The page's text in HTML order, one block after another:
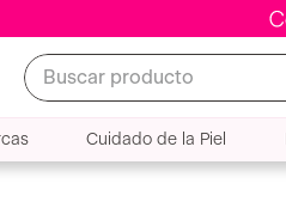
Buscar producto
Cuidado de la Piel